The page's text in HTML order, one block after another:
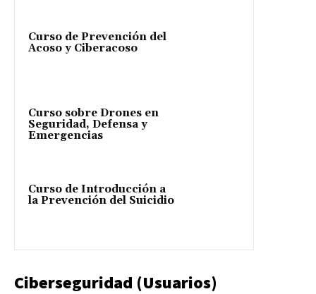
Curso de Prevención del
Acoso y Ciberacoso
Curso sobre Drones en
Seguridad, Defensa y
Emergencias
Curso de Introducción a
la Prevención del Suicidio
Ciberseguridad (Usuarios)